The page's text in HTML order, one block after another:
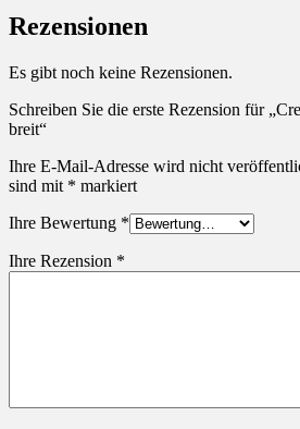
Rezensionen
Es gibt noch keine Rezensionen.
Schreiben Sie die erste Rezension für
breit“
Ihre E-Mail-Adresse wird nicht
sind mit * markiert
Ihre Bewertung *
Ihre Rezension *